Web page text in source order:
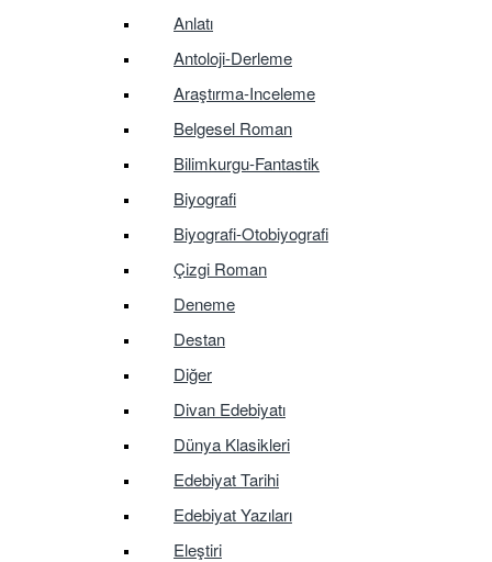
Anlatı
Antoloji-Derleme
Araştırma-Inceleme
Belgesel Roman
Bilimkurgu-Fantastik
Biyografi
Biyografi-Otobiyografi
Çizgi Roman
Deneme
Destan
Diğer
Divan Edebiyatı
Dünya Klasikleri
Edebiyat Tarihi
Edebiyat Yazıları
Eleştiri